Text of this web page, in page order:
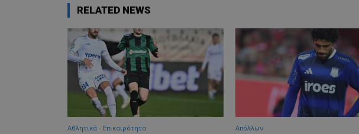
RELATED NEWS
Αθλητικά - Επικαιρότητα Απόλλων